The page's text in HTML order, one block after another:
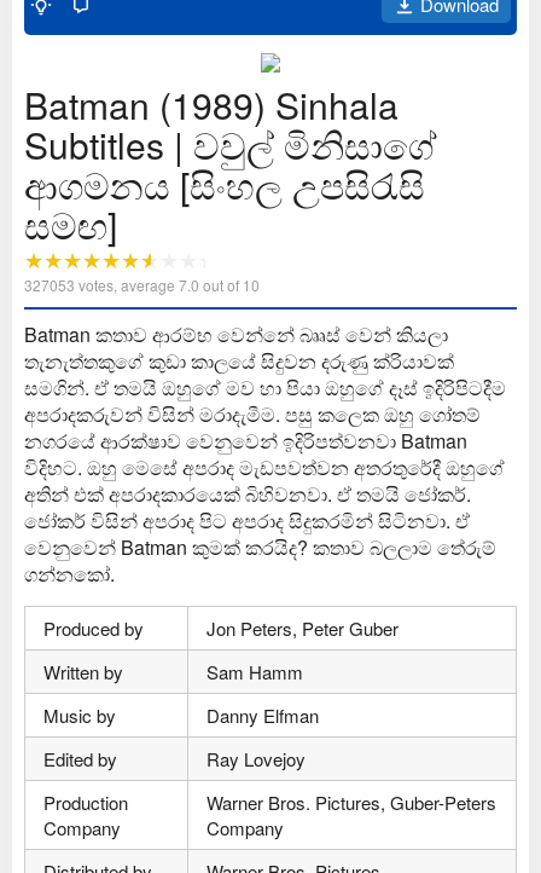
Batman (1989) Sinhala
Subtitles | වවුල් මිනිසාගේ
ආගමනය [සිංහල උපසිරැසි
සමඟ]
327053 votes, average 7.0 out of 10
Batman කතාව ආරම්භ වෙන්නේ බෲස් වෙන් කියලා
තැනැත්තකුගේ කුඩා කාලයේ සිදුවන දරුණු ක්රියාවක්
සමගින්. ඒ තමයි ඔහුගේ මව හා පියා ඔහුගේ දෑස් ඉදිරිපිටදීම
අපරාදකරුවන් විසින් මරාදැමීම. පසු කලෙක ඔහු ගෝතම්
නගරයේ ආරක්ෂාව වෙනුවෙන් ඉදිරිපත්වනවා Batman
විදිහට. ඔහු මෙසේ අපරාද මැඩපවත්වන අතරතුරේදී ඔහුගේ
අතින් එක් අපරාදකාරයෙක් බිහිවනවා. ඒ තමයි ජෝකර්.
ජෝකර් විසින් අපරාද පිට අපරාද සිදුකරමින් සිටිනවා. ඒ
වෙනුවෙන් Batman කුමක් කරයිද? කතාව බලලාම තේරුම්
ගන්නකෝ.
Produced by
Jon Peters, Peter Guber
Written by
Sam Hamm
Music by
Danny Elfman
Edited by
Ray Lovejoy
Production
Company
Warner Bros. Pictures, Guber-Peters
Company